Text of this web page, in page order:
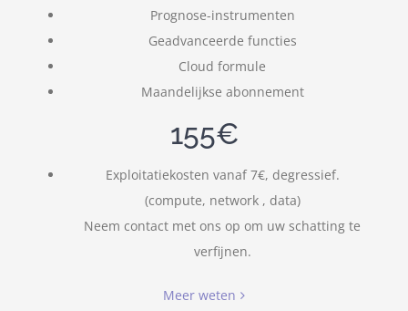
Prognose-instrumenten
Geadvanceerde functies
Cloud formule
Maandelijkse abonnement
155€
Exploitatiekosten vanaf 7€, degressief.
(compute, network , data)
Neem contact met ons op om uw schatting te
verfijnen.
Meer weten